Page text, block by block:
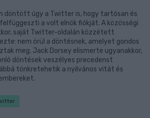
döntött úgy a Twitter is, hogy tartósan és
a volt elnök fiókját. A közösségi
saját Twitter-oldalán közzétett
nem örül a döntésnek, amelyet gondos
meg. Jack Dorsey elismerte ugyanakkor,
döntések veszélyes precedenst
tönkretehetik a nyilvános vitát és